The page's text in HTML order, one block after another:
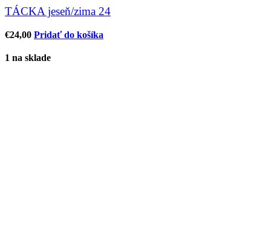
TÁCKA jeseň/zima 24
€24,00 Pridať do košíka
1 na sklade